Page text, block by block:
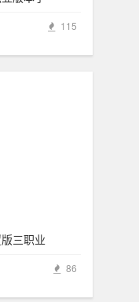
115
三职业
86